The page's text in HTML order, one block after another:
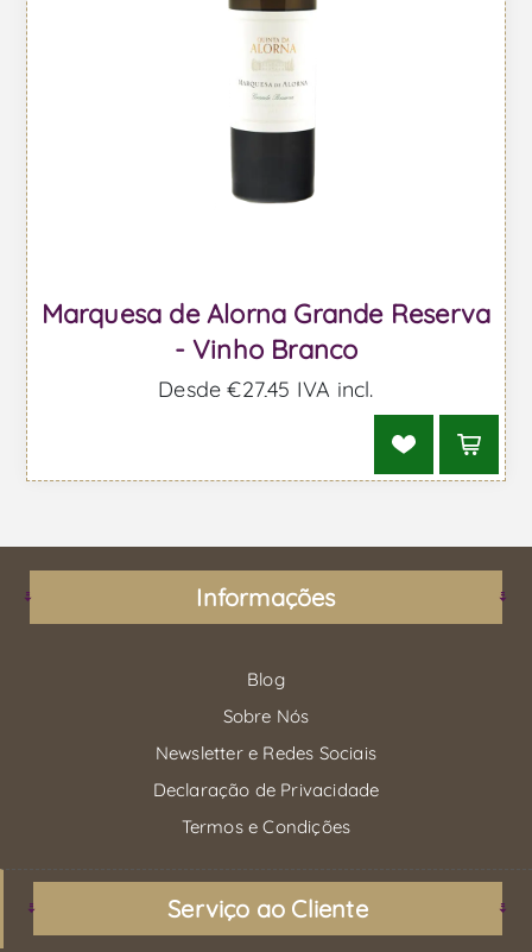
Marquesa de Alorna Grande Reserva
- Vinho Branco
Desde €27,45 IVA incl.
Informações
Blog
Sobre Nós
Newsletter e Redes Sociais
Declaração de Privacidade
Termos e Condições
Serviço ao Cliente